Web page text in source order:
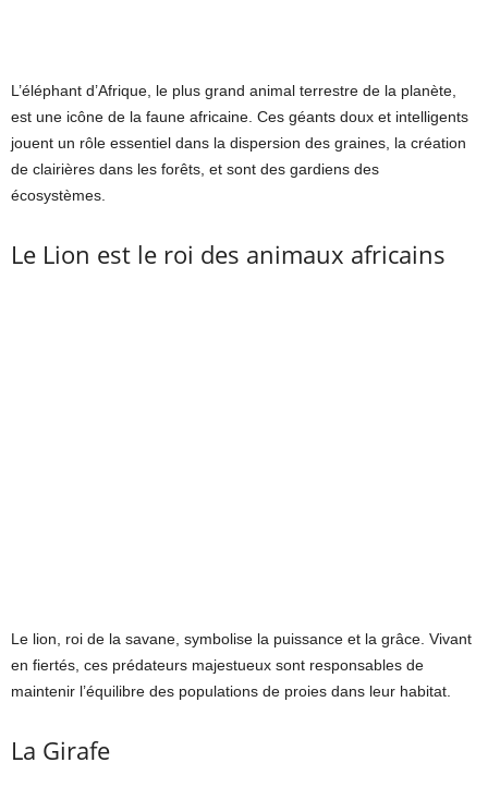
L’éléphant d’Afrique, le plus grand animal terrestre de la planète,
est une icône de la faune africaine. Ces géants doux et intelligents
jouent un rôle essentiel dans la dispersion des graines, la création
de clairières dans les forêts, et sont des gardiens des
écosystèmes.
Le Lion est le roi des animaux africains
Le lion, roi de la savane, symbolise la puissance et la grâce. Vivant
en fiertés, ces prédateurs majestueux sont responsables de
maintenir l’équilibre des populations de proies dans leur habitat.
La Girafe